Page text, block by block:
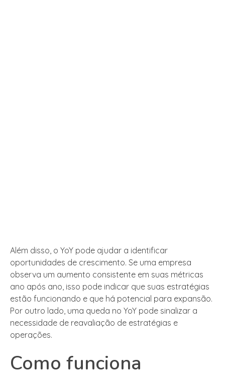
Além disso, o YoY pode ajudar a identificar
oportunidades de crescimento. Se uma empresa
observa um aumento consistente em suas métricas
ano após ano, isso pode indicar que suas estratégias
estão funcionando e que há potencial para expansão.
Por outro lado, uma queda no YoY pode sinalizar a
necessidade de reavaliação de estratégias e
operações.
Como funciona